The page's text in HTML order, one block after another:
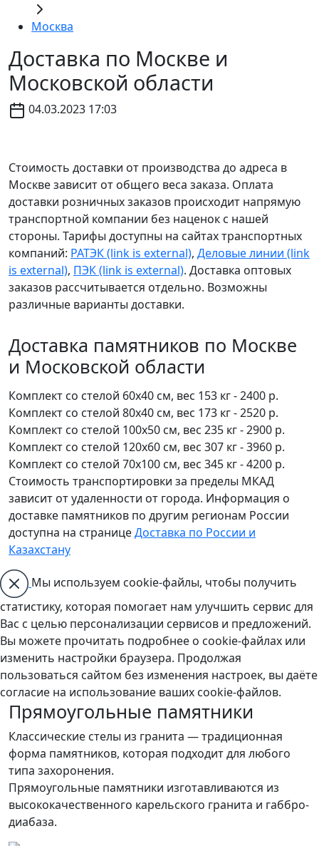
Москва
Доставка по Москве и
Московской области
04.03.2023 17:03
Стоимость доставки от производства до адреса в
Москве зависит от общего веса заказа. Оплата
доставки розничных заказов происходит напрямую
транспортной компании без наценок с нашей
стороны. Тарифы доступны на сайтах транспортных
компаний: РАТЭК(link is external), Деловые линии (link
is external), ПЭК(link is external). Доставка оптовых
заказов рассчитывается отдельно. Возможны
различные варианты доставки.
Доставка памятников по Москве
и Московской области
Комплект со стелой 60х40 см, вес 153 кг - 2400 р.
Комплект со стелой 80х40 см, вес 173 кг - 2520 р.
Комплект со стелой 100х50 см, вес 235 кг - 2900 р.
Комплект со стелой 120х60 см, вес 307 кг - 3960 р.
Комплект со стелой 70х100 см, вес 345 кг - 4200 р.
Стоимость транспортировки за пределы МКАД
зависит от удаленности от города. Информация о
доставке памятников по другим регионам России
доступна на страницеДоставка по России и
Казахстану
Мы используем cookie-файлы, чтобы получить
статистику, которая помогает нам улучшить сервис для
Вас с целью персонализации сервисов и предложений.
Вы можете прочитать подробнее о cookie-файлах или
изменить настройки браузера. Продолжая
пользоваться сайтом без изменения настроек, вы даёте
согласие на использование ваших cookie-файлов.
Прямоугольные памятники
Классические стелы из гранита — традиционная
форма памятников, которая подходит для любого
типа захоронения.
Прямоугольные памятники изготавливаются из
высококачественного карельского гранита и габбро-
диабаза.